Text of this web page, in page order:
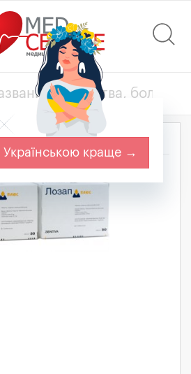
ЛОЗАП ПЛЮС
Українською краще →